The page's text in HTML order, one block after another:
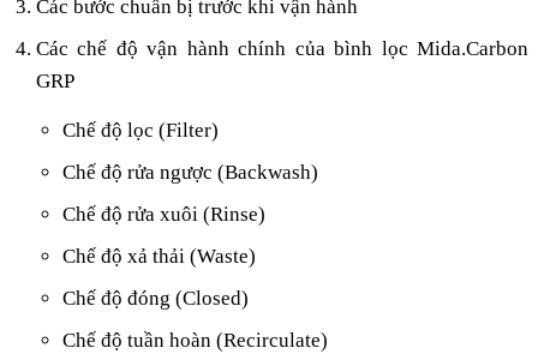
Các bước chuẩn bị trước khi vận hành
Các chế độ vận hành chính của bình lọc Mida.Carbon
GRP
Chế độ lọc (Filter)
Chế độ rửa ngược (Backwash)
Chế độ rửa xuôi (Rinse)
Chế độ xả thải (Waste)
Chế độ đóng (Closed)
Chế độ tuần hoàn (Recirculate)